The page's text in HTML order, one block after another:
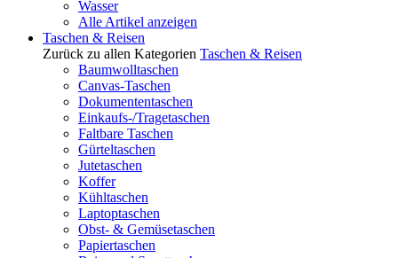
Wasser
Alle Artikel anzeigen
Taschen & Reisen
Zurück zu allen Kategorien Taschen & Reisen
Baumwolltaschen
Canvas-Taschen
Dokumententaschen
Einkaufs-/Tragetaschen
Faltbare Taschen
Gürteltaschen
Jutetaschen
Koffer
Kühltaschen
Laptoptaschen
Obst- & Gemüsetaschen
Papiertaschen